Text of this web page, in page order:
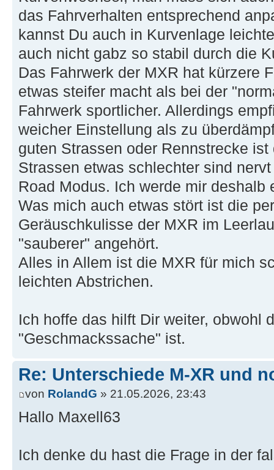
das Fahrverhalten entsprechend
kannst Du auch in Kurvenlage
auch nicht gabz so stabil durch die
Das Fahrwerk der MXR hat kürzere
etwas steifer macht als bei der
Fahrwerk sportlicher. Allerdings
weicher Einstellung als zu
guten Strassen oder Rennstrecke
Strassen etwas schlechter sind
Road Modus. Ich werde mir deshalb
Was mich auch etwas stört ist die
Geräuschkulisse der MXR im
"sauberer" angehört.
Alles in Allem ist die MXR für mich
leichten Abstrichen.
Ich hoffe das hilft Dir weiter, obwohl
"Geschmackssache" ist.
Re: Unterschiede M-XR und
von RolandG » 21.05.2026, 23:43
Hallo Maxell63
Ich denke du hast die Frage in der